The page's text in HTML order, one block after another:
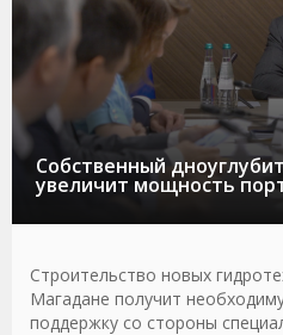
Собственный
увеличит мощность
Строительство новых
Магадане получит
поддержку со стороны